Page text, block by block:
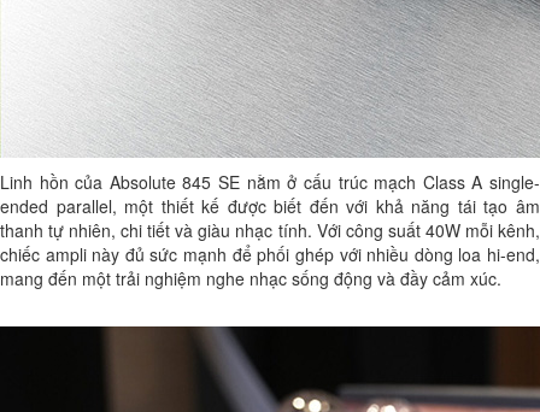
Linh hồn của Absolute 845 SE nằm ở cấu trúc mạch Class A single-
ended parallel, một thiết kế được biết đến với khả năng tái tạo âm
thanh tự nhiên, chi tiết và giàu nhạc tính. Với công suất 40W mỗi kênh,
chiếc ampli này đủ sức mạnh để phối ghép với nhiều dòng loa hi-end,
mang đến một trải nghiệm nghe nhạc sống động và đầy cảm xúc.